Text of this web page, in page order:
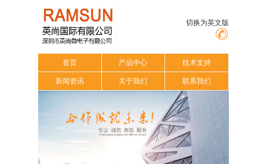
切换为英文版
首页 产品中心 技术支持
新闻资讯 关于我们 联系我们